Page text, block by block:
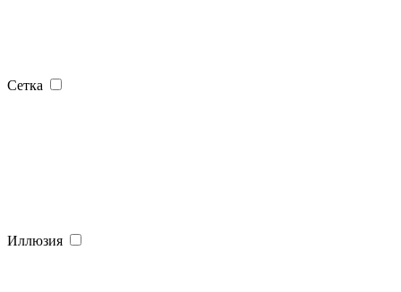
Сетка
Иллюзия